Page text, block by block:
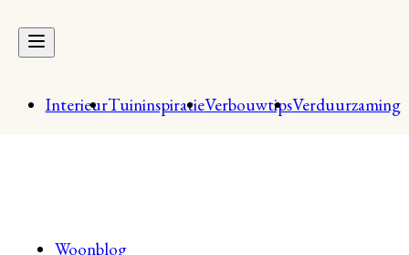
InterieurTuininspiratieVerbouwtipsVerduurzaming
Woonblog